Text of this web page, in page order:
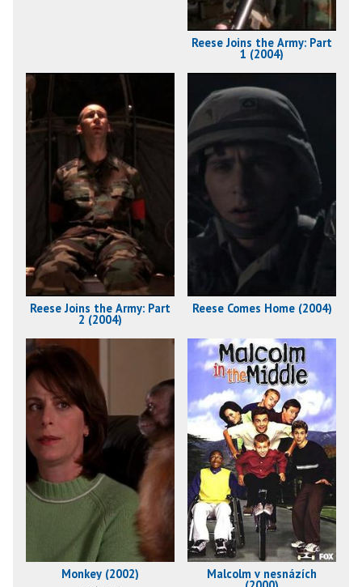
Reese Joins the Army: Part
1 (2004)
Reese Joins the Army: Part
2 (2004)
Reese Comes Home (2004)
Monkey (2002) Malcolm v nesnázích